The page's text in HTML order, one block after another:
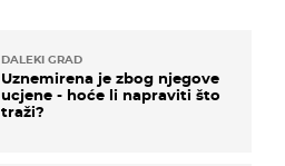
DALEKI GRAD
Uznemirena je zbog njegove
ucjene - hoće li napraviti što
traži?